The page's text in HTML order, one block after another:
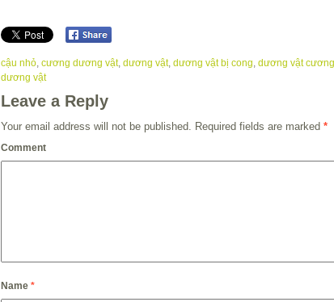
cậu nhỏ, cương dương vật, dương vật, dương vật bị cong, dương vật cương
dương vật
Leave a Reply
Your email address will not be published. Required fields are marked *
Comment
Name *